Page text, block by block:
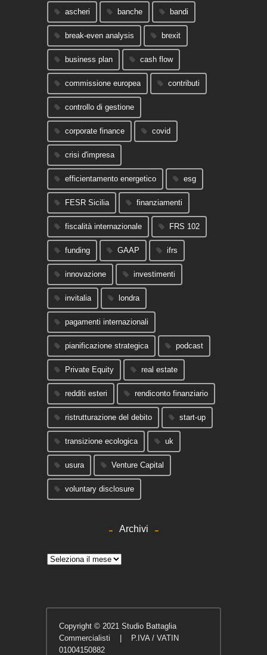
ascheri banche bandi
break-even analysis brexit
business plan cash flow
commissione europea contributi
controllo di gestione
corporate finance covid
crisi d'impresa
efficientamento energetico esg
FESR Sicilia finanziamenti
fiscalità internazionale FRS 102
funding GAAP ifrs
innovazione investimenti
invitalia londra
pagamenti internazionali
pianificazione strategica podcast
Private Equity real estate
redditi esteri rendiconto finanziario
ristrutturazione del debito start-up
transizione ecologica uk
usura Venture Capital
voluntary disclosure
Archivi
Archivi
Copyright © 2021 Studio Battaglia
Commercialisti | P.IVA / VATIN
01004150882